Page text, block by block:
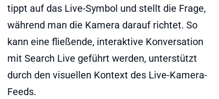
tippt auf das Live-Symbol und stellt die Frage,
während man die Kamera darauf richtet. So
kann eine fließende, interaktive Konversation
mit Search Live geführt werden, unterstützt
durch den visuellen Kontext des Live-Kamera-
Feeds.